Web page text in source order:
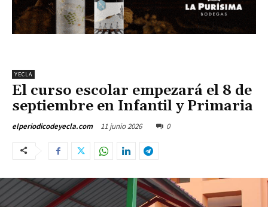
YECLA
El curso escolar empezará el 8 de
septiembre en Infantil y Primaria
elperiodicodeyecla.com 11 junio 2026 0